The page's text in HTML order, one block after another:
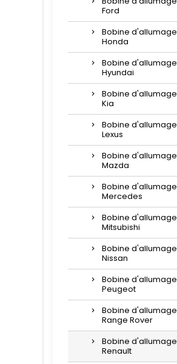
Ford
Bobine d'allumage
Honda
Bobine d'allumage
Hyundai
Bobine d'allumage
Kia
Bobine d'allumage
Lexus
Bobine d'allumage
Mazda
Bobine d'allumage
Mercedes
Bobine d'allumage
Mitsubishi
Bobine d'allumage
Nissan
Bobine d'allumage
Peugeot
Bobine d'allumage
Range Rover
Bobine d'allumage
Renault